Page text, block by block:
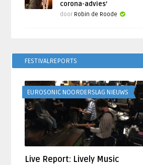
corona-advies’
door Robin de Roode
FESTIVALREPORTS
EUROSONIC NOORDERSLAG NIEUWS
Live Report: Lively Music